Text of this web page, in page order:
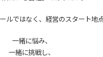
ルではなく、経営のスタート地点
一緒に悩み、
一緒に挑戦し、